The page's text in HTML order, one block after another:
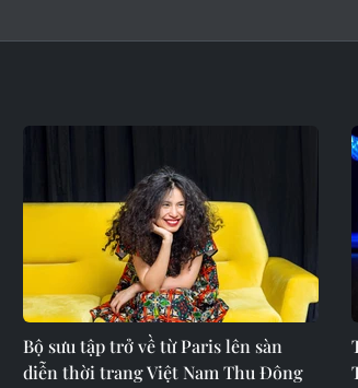
Bộ sưu tập trở về từ Paris lên sàn
diễn thời trang Việt Nam Thu Đông